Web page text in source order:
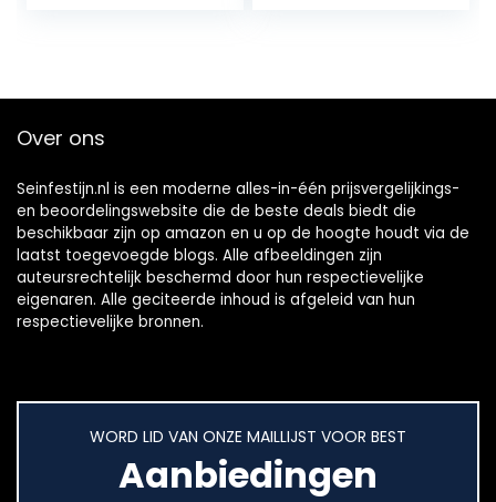
Over ons
Seinfestijn.nl is een moderne alles-in-één prijsvergelijkings-
en beoordelingswebsite die de beste deals biedt die
beschikbaar zijn op amazon en u op de hoogte houdt via de
laatst toegevoegde blogs. Alle afbeeldingen zijn
auteursrechtelijk beschermd door hun respectievelijke
eigenaren. Alle geciteerde inhoud is afgeleid van hun
respectievelijke bronnen.
WORD LID VAN ONZE MAILLIJST VOOR BEST
Aanbiedingen